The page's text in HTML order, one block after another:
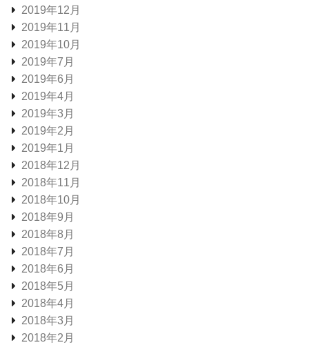
2019年12月
2019年11月
2019年10月
2019年7月
2019年6月
2019年4月
2019年3月
2019年2月
2019年1月
2018年12月
2018年11月
2018年10月
2018年9月
2018年8月
2018年7月
2018年6月
2018年5月
2018年4月
2018年3月
2018年2月